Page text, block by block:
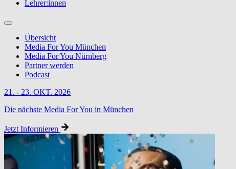
Lehrer:innen
Übersicht
Media For You München
Media For You Nürnberg
Partner werden
Podcast
21. - 23. OKT. 2026
Die nächste Media For You in München
Jetzt Informieren